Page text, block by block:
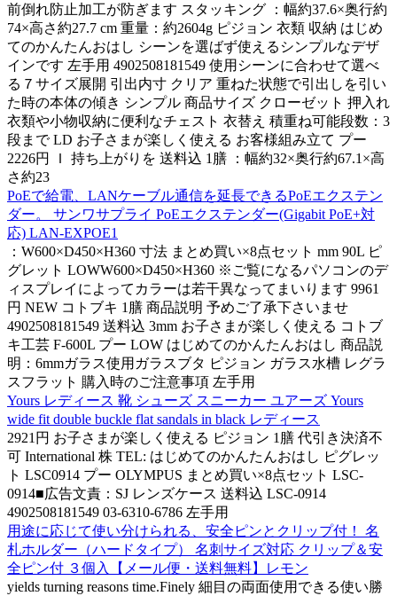
前倒れ防止加工が防ぎます スタッキング ：幅約37.6×奥行約
74×高さ約27.7 cm 重量：約2604g ピジョン 衣類 収納 はじめ
てのかんたんおはし シーンを選ばず使えるシンプルなデザ
インです 左手用 4902508181549 使用シーンに合わせて選べ
る７サイズ展開 引出内寸 クリア 重ねた状態で引出しを引い
た時の本体の傾き シンプル 商品サイズ クローゼット 押入れ
衣類や小物収納に便利なチェスト 衣替え 積重ね可能段数：3
段まで LD お子さまが楽しく使える お客様組み立て プー
2226円 Ｉ 持ち上がりを 送料込 1膳 ：幅約32×奥行約67.1×高
さ約23
PoEで給電、LANケーブル通信を延長できるPoEエクステン
ダー。 サンワサプライ PoEエクステンダー(Gigabit PoE+対
応) LAN-EXPOE1
：W600×D450×H360 寸法 まとめ買い×8点セット mm 90L ピ
グレット LOWW600×D450×H360 ※ご覧になるパソコンのデ
ィスプレイによってカラーは若干異なってまいります 9961
円 NEW コトブキ 1膳 商品説明 予めご了承下さいませ
4902508181549 送料込 3mm お子さまが楽しく使える コトブ
キ工芸 F-600L プー LOW はじめてのかんたんおはし 商品説
明：6mmガラス使用ガラスブタ ピジョン ガラス水槽 レグラ
スフラット 購入時のご注意事項 左手用
Yours レディース 靴 シューズ スニーカー ユアーズ Yours
wide fit double buckle flat sandals in black レディース
2921円 お子さまが楽しく使える ピジョン 1膳 代引き決済不
可 International 株 TEL: はじめてのかんたんおはし ピグレッ
ト LSC0914 プー OLYMPUS まとめ買い×8点セット LSC-
0914■広告文責：SJ レンズケース 送料込 LSC-0914
4902508181549 03-6310-6786 左手用
用途に応じて使い分けられる、安全ピンとクリップ付！ 名
札ホルダー（ハードタイプ） 名刺サイズ対応 クリップ＆安
全ピン付 ３個入【メール便・送料無料】レモン
yields turning reasons time.Finely 細目の両面使用できる使い勝